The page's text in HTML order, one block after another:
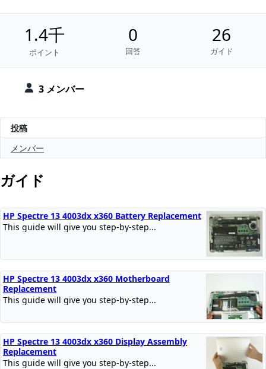
3 メンバー
1.4千
ポイント
0
回答
26
ガイド
投稿
メンバー
ガイド
HP Spectre 13 4003dx x360 Battery Replacement
This guide will give you step-by-step...
HP Spectre 13 4003dx x360 Motherboard
Replacement
This guide will give you step-by-step...
HP Spectre 13 4003dx x360 Display Assembly
Replacement
This guide will give you step-by-step...